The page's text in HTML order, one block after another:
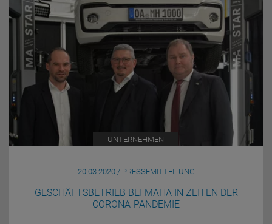
UNTERNEHMEN
20.03.2020 / PRESSEMITTEILUNG
GESCHÄFTSBETRIEB BEI MAHA IN ZEITEN DER
CORONA-PANDEMIE